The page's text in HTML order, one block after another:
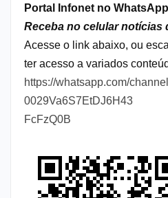
Portal Infonet no WhatsApp
Receba no celular notícias
Acesse o link abaixo, ou
ter acesso a variados
https://whatsapp.com/
0029Va6S7EtDJ6H43
FcFzQ0B